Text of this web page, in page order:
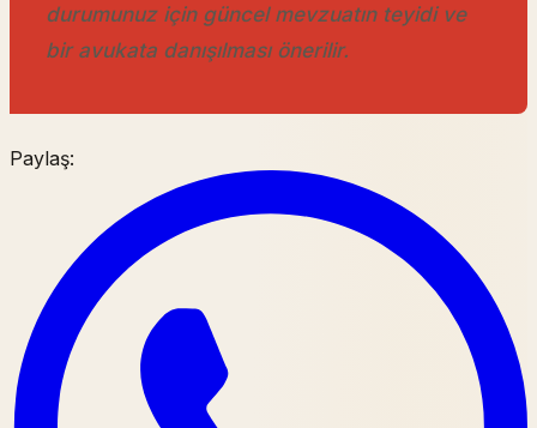
durumunuz için güncel mevzuatın teyidi ve
bir avukata danışılması önerilir.
Paylaş: